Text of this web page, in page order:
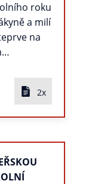
roku
a milí
na
2x